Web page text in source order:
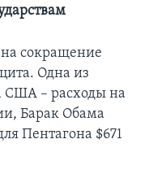
сокращение
Одна из
США – расходы на
Барак Обама
Пентагона $671